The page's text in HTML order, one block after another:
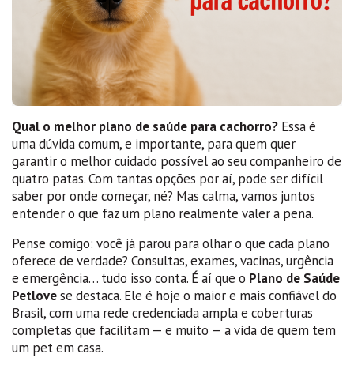
Qual o melhor plano de saúde para cachorro? Essa é
uma dúvida comum, e importante, para quem quer
garantir o melhor cuidado possível ao seu companheiro de
quatro patas. Com tantas opções por aí, pode ser difícil
saber por onde começar, né? Mas calma, vamos juntos
entender o que faz um plano realmente valer a pena.
Pense comigo: você já parou para olhar o que cada plano
oferece de verdade? Consultas, exames, vacinas, urgência
e emergência… tudo isso conta. É aí que o Plano de Saúde
Petlovese destaca. Ele é hoje o maior e mais confiável do
Brasil, com uma rede credenciada ampla e coberturas
completas que facilitam — e muito — a vida de quem tem
um pet em casa.